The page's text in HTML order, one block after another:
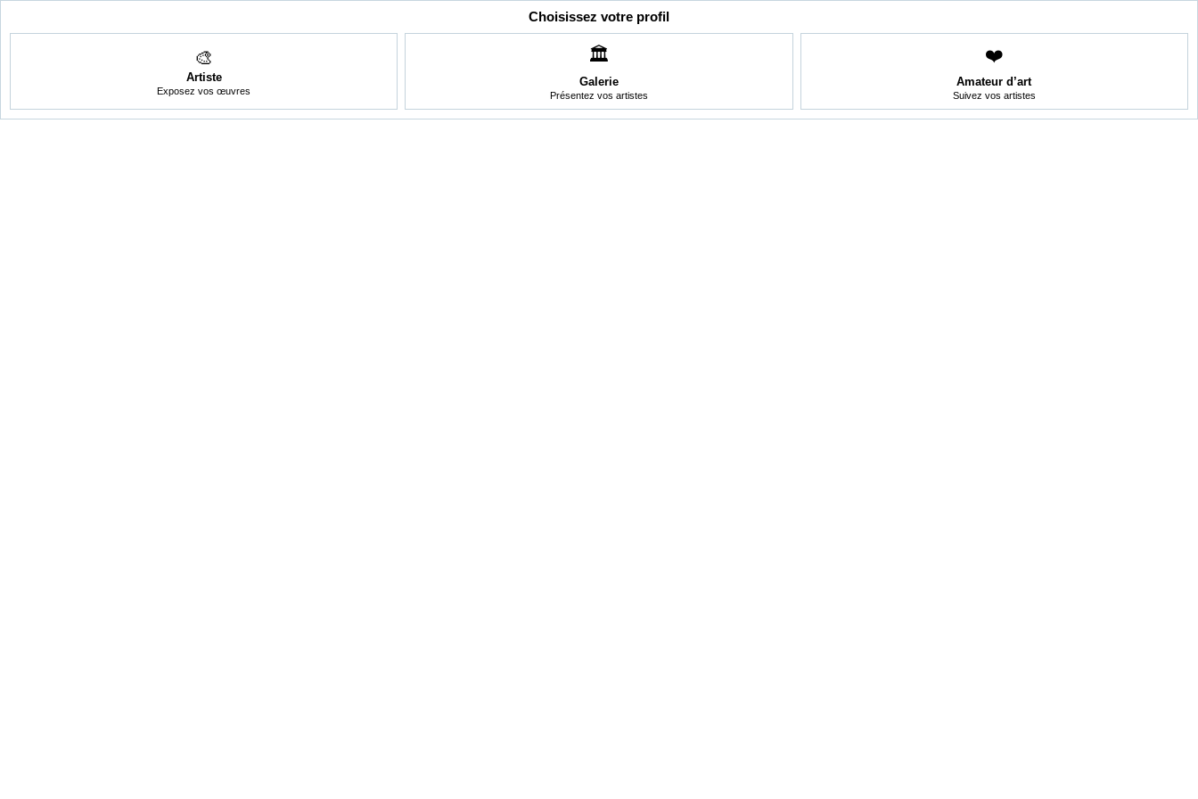
Choisissez votre profil
🎨
Artiste
Exposez vos œuvres
🏛️
Galerie
Présentez vos artistes
❤️
Amateur d’art
Suivez vos artistes